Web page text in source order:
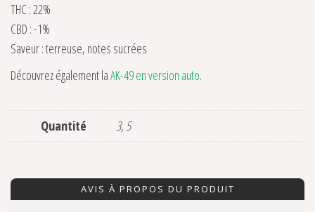
THC : 22%
CBD : -1%
Saveur : terreuse, notes sucrées
Découvrez également laAK-49 en version auto.
Quantité 3, 5
AVIS À PROPOS DU PRODUIT